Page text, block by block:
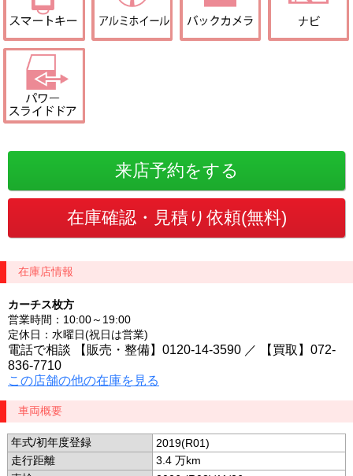
在庫店情報
カーチス枚方
営業時間：10:00～19:00
定休日：水曜日(祝日は営業)
電話で相談 【販売・整備】0120-14-3590 ／ 【買取】072-
836-7710
この店舗の他の在庫を見る
車両概要
年式/初年度登録
2019(R01)
走行距離
3.4 万km